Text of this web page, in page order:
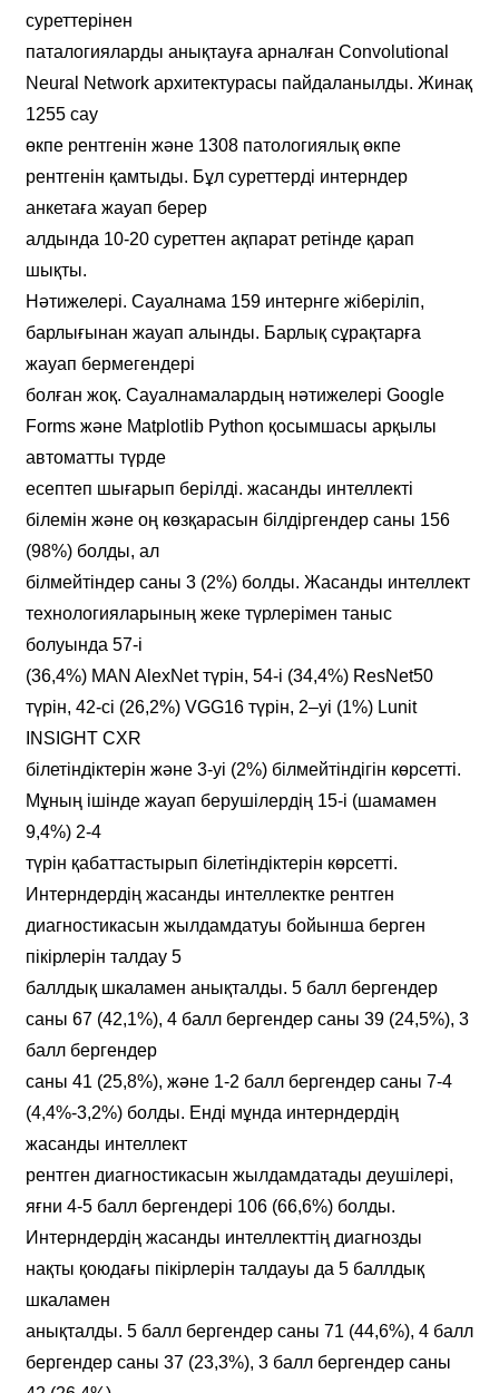
суреттерінен
паталогияларды анықтауға арналған Convolutional
Neural Network архитектурасы пайдаланылды. Жинақ
1255 сау
өкпе рентгенін және 1308 патологиялық өкпе
рентгенін қамтыды. Бұл суреттерді интерндер
анкетаға жауап берер
алдында 10-20 суреттен ақпарат ретінде қарап
шықты.
Нәтижелері. Сауалнама 159 интернге жіберіліп,
барлығынан жауап алынды. Барлық сұрақтарға
жауап бермегендері
болған жоқ. Сауалнамалардың нәтижелері Google
Forms және Matplotlib Python қосымшасы арқылы
автоматты түрде
есептеп шығарып берілді. жасанды интеллекті
білемін және оң көзқарасын білдіргендер саны 156
(98%) болды, ал
білмейтіндер саны 3 (2%) болды. Жасанды интеллект
технологияларының жеке түрлерімен таныс
болуында 57-і
(36,4%) MAN AlexNet түрін, 54-і (34,4%) ResNet50
түрін, 42-сі (26,2%) VGG16 түрін, 2–уі (1%) Lunit
INSIGHT CXR
білетіндіктерін және 3-уі (2%) білмейтіндігін көрсетті.
Мұның ішінде жауап берушілердің 15-і (шамамен
9,4%) 2-4
түрін қабаттастырып білетіндіктерін көрсетті.
Интерндердің жасанды интеллектке рентген
диагностикасын жылдамдатуы бойынша берген
пікірлерін талдау 5
баллдық шкаламен анықталды. 5 балл бергендер
саны 67 (42,1%), 4 балл бергендер саны 39 (24,5%), 3
балл бергендер
саны 41 (25,8%), және 1-2 балл бергендер саны 7-4
(4,4%-3,2%) болды. Енді мұнда интерндердің
жасанды интеллект
рентген диагностикасын жылдамдатады деушілері,
яғни 4-5 балл бергендері 106 (66,6%) болды.
Интерндердің жасанды интеллекттің диагнозды
нақты қоюдағы пікірлерін талдауы да 5 баллдық
шкаламен
анықталды. 5 балл бергендер саны 71 (44,6%), 4 балл
бергендер саны 37 (23,3%), 3 балл бергендер саны